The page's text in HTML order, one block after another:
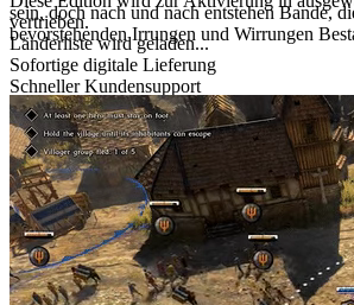
sein, doch nach und nach entstehen Bande,
bevorstehenden Irrungen und Wirrungen
vertrieben.
Länderliste wird geladen...
Sofortige digitale Lieferung
Schneller Kundensupport
Sicherer Checkout
Powered by